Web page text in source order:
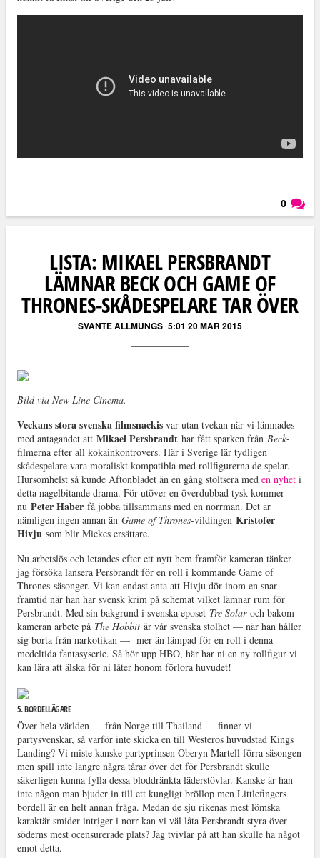
0
LISTA: MIKAEL PERSBRANDT
LÄMNAR BECK OCH GAME OF
THRONES-SKÅDESPELARE TAR ÖVER
SVANTE ALLMUNGS 5:01 20 MAR 2015
Bild via New Line Cinema.
Veckans stora svenska filmsnackisvar utan tvekan när vi lämnades
med antagandet att Mikael Persbrandthar fått sparken från Beck-
filmerna efter all kokainkontrovers. Här i Sverige lär tydligen
skådespelare vara moraliskt kompatibla med rollfigurerna de spelar.
Hursomhelst så kunde Aftonbladet än en gång stoltsera med en nyheti
detta nagelbitande drama. För utöver en överdubbad tysk kommer
nu Peter Haberfå jobba tillsammans med en norrman. Det är
nämligen ingen annan än Game of Thrones-vildingen Kristofer
Hivju som blir Mickes ersättare.
Nu arbetslös och letandes efter ett nytt hem framför kameran tänker
jag försöka lansera Persbrandt för en roll i kommande Game of
Thrones-säsonger. Vi kan endast anta att Hivju dör inom en snar
framtid när han har svensk krim på schemat vilket lämnar rum för
Persbrandt. Med sin bakgrund i svenska eposet Tre Solaroch bakom
kameran arbete på The Hobbitär vår svenska stolhet — när han håller
sig borta från narkotikan — mer än lämpad för en roll i denna
medeltida fantasyserie. Så hör upp HBO, här har ni en ny rollfigur vi
kan lära att älska för ni låter honom förlora huvudet!
5. BORDELLÄGARE
Över hela världen — från Norge till Thailand — finner vi
partysvenskar, så varför inte skicka en till Westeros huvudstad Kings
Landing? Vi miste kanske partyprinsen Oberyn Martell förra säsongen
men spill inte längre några tårar över det för Persbrandt skulle
säkerligen kunna fylla dessa bloddränkta läderstövlar. Kanske är han
inte någon man bjuder in till ett kungligt bröllop men Littlefingers
bordell är en helt annan fråga. Medan de sju rikenas mest lömska
karaktär smider intriger i norr kan vi väl låta Persbrandt styra över
söderns mest ocensurerade plats? Jag tvivlar på att han skulle ha något
emot detta.